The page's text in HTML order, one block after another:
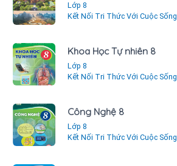
Lớp 8
Kết Nối Tri Thức Với Cuộc Sống
Khoa Học Tự nhiên 8
Lớp 8
Kết Nối Tri Thức Với Cuộc Sống
Công Nghệ 8
Lớp 8
Kết Nối Tri Thức Với Cuộc Sống